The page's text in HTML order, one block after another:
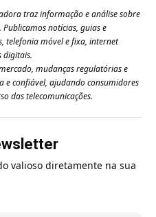
traz informação e análise sobre
notícias, guias e
telefonia móvel e fixa, internet
digitais.
mudanças regulatórias e
e confiável, ajudando consumidores
das telecomunicações.
valioso diretamente na sua